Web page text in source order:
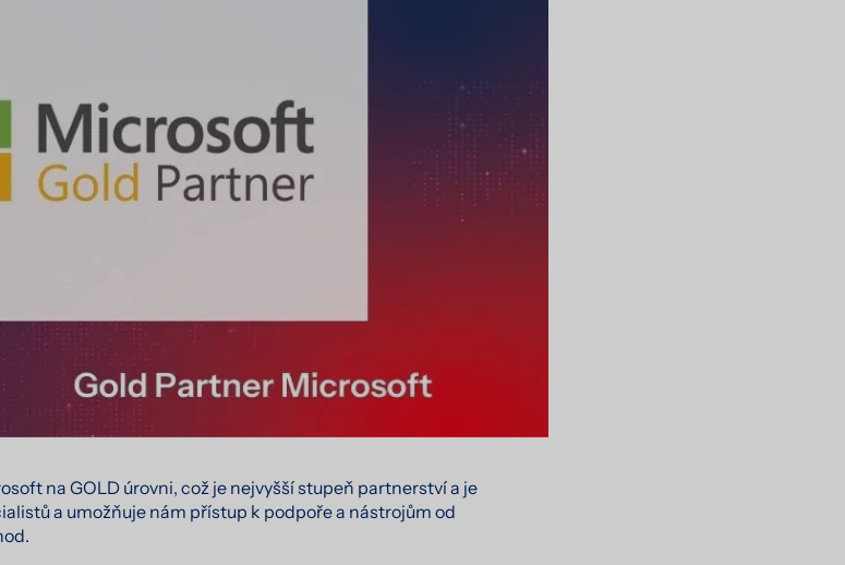
na GOLD úrovni, což je nejvyšší stupeň partnerství a je
a umožňuje nám přístup k podpoře a nástrojům od